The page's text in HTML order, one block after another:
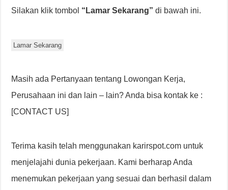
Silakan klik tombol “Lamar Sekarang” di bawah ini.
Lamar Sekarang
Masih ada Pertanyaan tentang Lowongan Kerja,
Perusahaan ini dan lain – lain? Anda bisa kontak ke :
[CONTACT US]
Terima kasih telah menggunakan karirspot.com untuk
menjelajahi dunia pekerjaan. Kami berharap Anda
menemukan pekerjaan yang sesuai dan berhasil dalam